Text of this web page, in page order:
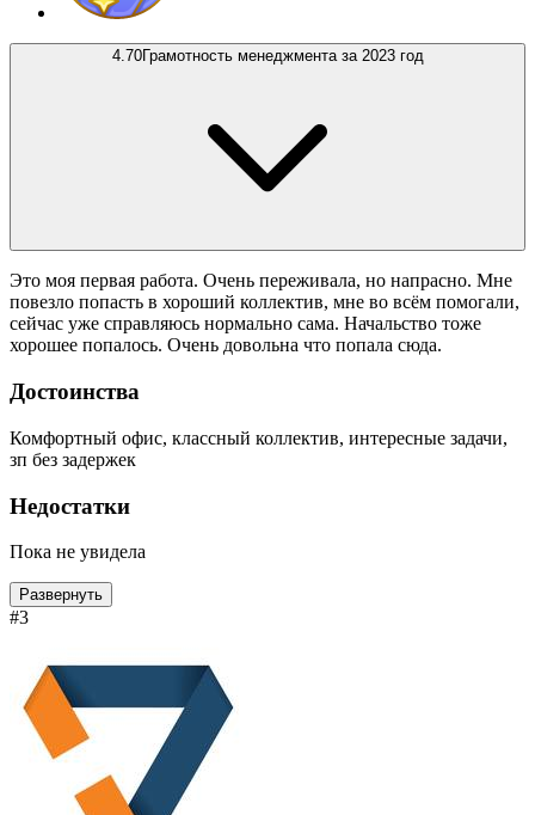
4.70Грамотность менеджмента за 2023 год
Это моя первая работа. Очень переживала, но напрасно. Мне
повезло попасть в хороший коллектив, мне во всём помогали,
сейчас уже справляюсь нормально сама. Начальство тоже
хорошее попалось. Очень довольна что попала сюда.
Достоинства
Комфортный офис, классный коллектив, интересные задачи,
зп без задержек
Недостатки
Пока не увидела
Развернуть
#3